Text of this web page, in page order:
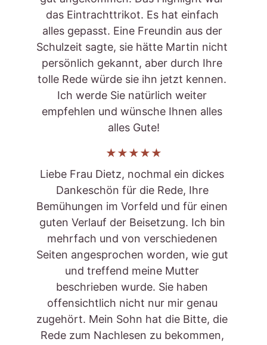
das Eintrachttrikot. Es hat einfach
alles gepasst. Eine Freundin aus der
Schulzeit sagte, sie hätte Martin nicht
persönlich gekannt, aber durch Ihre
tolle Rede würde sie ihn jetzt kennen.
Ich werde Sie natürlich weiter
empfehlen und wünsche Ihnen alles
alles Gute!
Liebe Frau Dietz, nochmal ein dickes
Dankeschön für die Rede, Ihre
Bemühungen im Vorfeld und für einen
guten Verlauf der Beisetzung. Ich bin
mehrfach und von verschiedenen
Seiten angesprochen worden, wie gut
und treffend meine Mutter
beschrieben wurde. Sie haben
offensichtlich nicht nur mir genau
zugehört. Mein Sohn hat die Bitte, die
Rede zum Nachlesen zu bekommen,
★★★★★